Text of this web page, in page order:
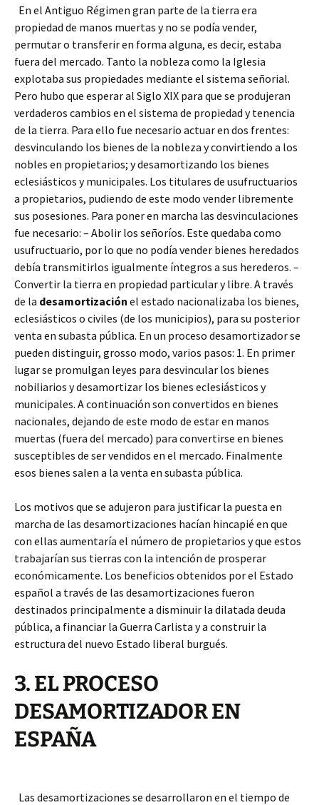
En el Antiguo Régimen gran parte de la tierra era
propiedad de manos muertas y no se podía vender,
permutar o transferir en forma alguna, es decir, estaba
fuera del mercado. Tanto la nobleza como la Iglesia
explotaba sus propiedades mediante el sistema señorial.
Pero hubo que esperar al Siglo XIX para que se produjeran
verdaderos cambios en el sistema de propiedad y tenencia
de la tierra. Para ello fue necesario actuar en dos frentes:
desvinculando los bienes de la nobleza y convirtiendo a los
nobles en propietarios; y desamortizando los bienes
eclesiásticos y municipales. Los titulares de usufructuarios
a propietarios, pudiendo de este modo vender libremente
sus posesiones. Para poner en marcha las desvinculaciones
fue necesario: – Abolir los señoríos. Este quedaba como
usufructuario, por lo que no podía vender bienes heredados
debía transmitirlos igualmente íntegros a sus herederos. –
Convertir la tierra en propiedad particular y libre. A través
de la desamortización el estado nacionalizaba los bienes,
eclesiásticos o civiles (de los municipios), para su posterior
venta en subasta pública. En un proceso desamortizador se
pueden distinguir, grosso modo, varios pasos: 1. En primer
lugar se promulgan leyes para desvincular los bienes
nobiliarios y desamortizar los bienes eclesiásticos y
municipales. A continuación son convertidos en bienes
nacionales, dejando de este modo de estar en manos
muertas (fuera del mercado) para convertirse en bienes
susceptibles de ser vendidos en el mercado. Finalmente
esos bienes salen a la venta en subasta pública.
Los motivos que se adujeron para justificar la puesta en
marcha de las desamortizaciones hacían hincapié en que
con ellas aumentaría el número de propietarios y que estos
trabajarían sus tierras con la intención de prosperar
económicamente. Los beneficios obtenidos por el Estado
español a través de las desamortizaciones fueron
destinados principalmente a disminuir la dilatada deuda
pública, a financiar la Guerra Carlista y a construir la
estructura del nuevo Estado liberal burgués.
3. EL PROCESO
DESAMORTIZADOR EN
ESPAÑA
Las desamortizaciones se desarrollaron en el tiempo de